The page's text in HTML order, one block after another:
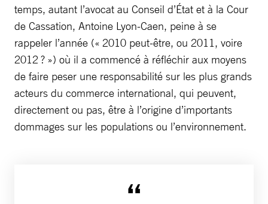
temps, autant l’avocat au Conseil d’État et à la Cour
de Cassation, Antoine Lyon-Caen, peine à se
rappeler l’année (« 2010 peut-être, ou 2011, voire
2012 ? ») où il a commencé à réfléchir aux moyens
de faire peser une responsabilité sur les plus grands
acteurs du commerce international, qui peuvent,
directement ou pas, être à l’origine d’importants
dommages sur les populations ou l’environnement.